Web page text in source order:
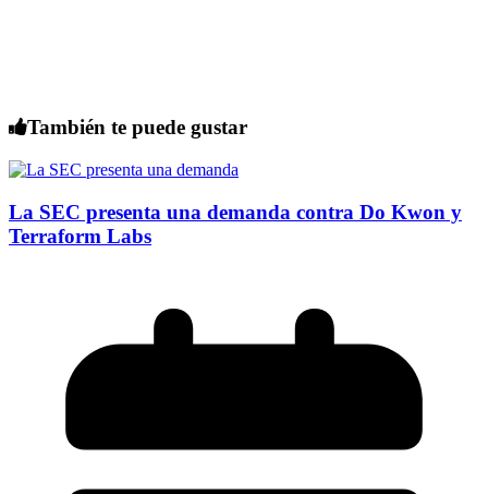
También te puede gustar
La SEC presenta una demanda contra Do Kwon y
Terraform Labs